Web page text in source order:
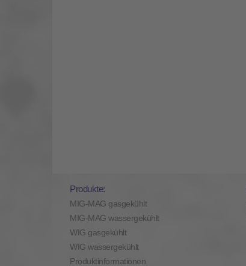
Produkte:
MIG-MAG gasgekühlt
MIG-MAG wassergekühlt
WIG gasgekühlt
WIG wassergekühlt
Produktinformationen